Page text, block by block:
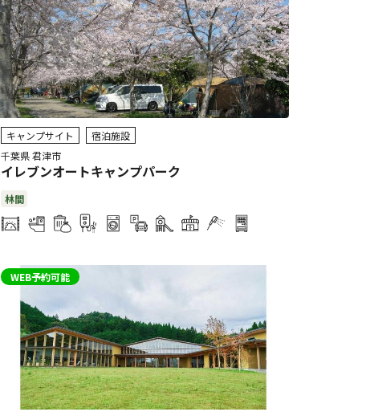
キャンプサイト
宿泊施設
千葉県 君津市
イレブンオートキャンプパーク
林間
WEB予約可能